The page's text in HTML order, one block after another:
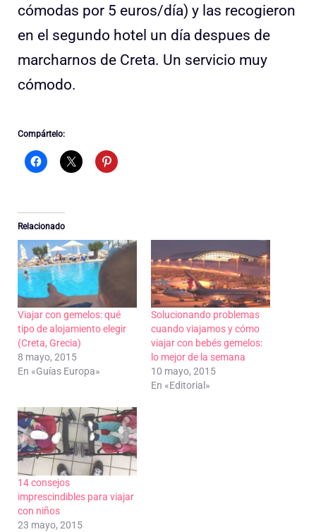
cómodas por 5 euros/día) y las recogieron
en el segundo hotel un día despues de
marcharnos de Creta. Un servicio muy
cómodo.
Compártelo:
Relacionado
Viajar con gemelos: qué
tipo de alojamiento elegir
(Creta, Grecia)
8 mayo, 2015
En «Guías Europa»
Solucionando problemas
cuando viajamos y cómo
viajar con bebés gemelos:
lo mejor de la semana
10 mayo, 2015
En «Editorial»
14 consejos
imprescindibles para viajar
con niños
23 mayo, 2015